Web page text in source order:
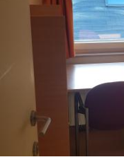
Kot/chambre situé au
quartier des Bruyères
avec 3 douches et 3
proche de la Grand